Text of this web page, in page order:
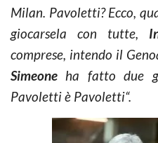
Milan. Pavoletti?Ecco,
giocarsela con tutte,
comprese, intendo il
Simeone ha fatto due
Pavolettiè Pavoletti“.